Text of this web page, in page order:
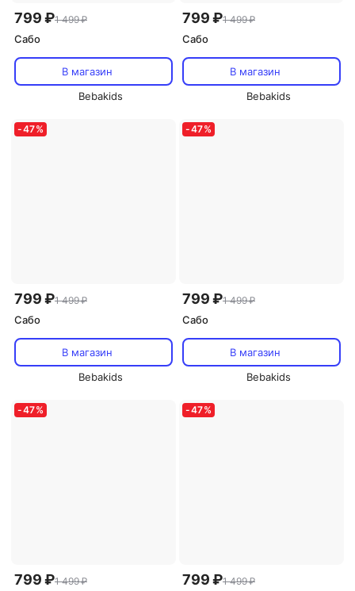
799 ₽1 499 ₽
Сабо
В магазин
Bebakids
799 ₽1 499 ₽
Сабо
В магазин
Bebakids
-47%
799 ₽1 499 ₽
Сабо
В магазин
Bebakids
-47%
799 ₽1 499 ₽
Сабо
В магазин
Bebakids
-47%
799 ₽1 499 ₽
-47%
799 ₽1 499 ₽